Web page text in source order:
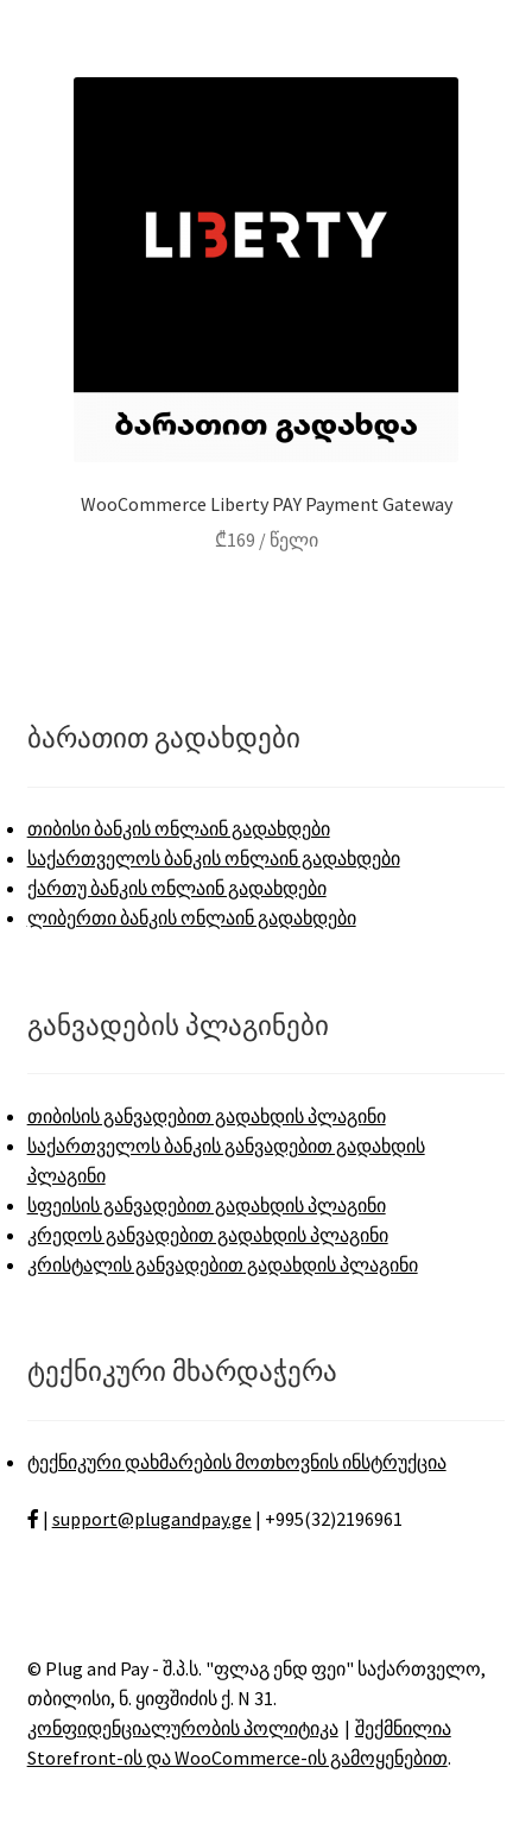
WooCommerce Liberty PAY Payment Gateway
₾169 / წელი
ბარათით გადახდები
თიბისი ბანკის ონლაინ გადახდები
საქართველოს ბანკის ონლაინ გადახდები
ქართუ ბანკის ონლაინ გადახდები
ლიბერთი ბანკის ონლაინ გადახდები
განვადების პლაგინები
თიბისის განვადებით გადახდის პლაგინი
საქართველოს ბანკის განვადებით გადახდის
პლაგინი
სფეისის განვადებით გადახდის პლაგინი
კრედოს განვადებით გადახდის პლაგინი
კრისტალის განვადებით გადახდის პლაგინი
ტექნიკური მხარდაჭერა
ტექნიკური დახმარების მოთხოვნის ინსტრუქცია
| support@plugandpay.ge | +995(32)2196961
© Plug and Pay - შ.პ.ს. "ფლაგ ენდ ფეი" საქართველო,
თბილისი, ნ. ყიფშიძის ქ. N 31.
კონფიდენციალურობის პოლიტიკა
შექმნილია
Storefront-ის და WooCommerce-ის გამოყენებით.